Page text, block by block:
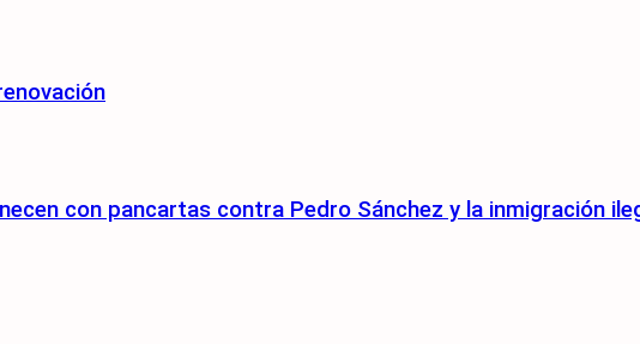
con pancartas contra Pedro Sánchez y la inmigración